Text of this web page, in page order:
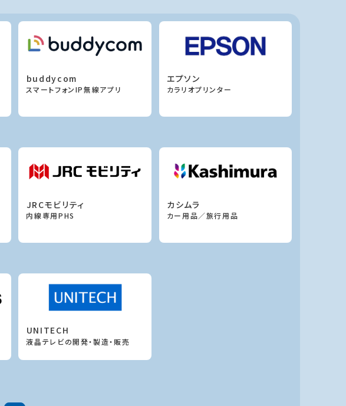
buddycom
スマートフォンIP無線アプリ
エプソン
カラリオプリンター
JRCモビリティ
内線専用PHS
カシムラ
カー用品／旅行用品
UNITECH
液晶テレビの開発・製造・販売